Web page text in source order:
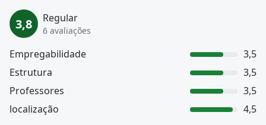
3,8 Regular
6 avaliações
Empregabilidade
3,5
Estrutura
3,5
Professores
3,5
localização
4,5